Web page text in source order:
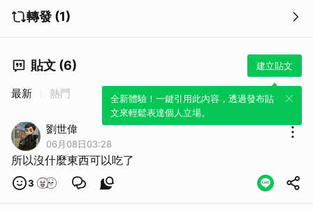
轉發 (1)
貼文 (6) 建立貼文
全新體驗！一鍵引用此內容，透過發布貼
文來輕鬆表達個人立場。
最新 熱門
劉世偉
06月08日03:28
所以沒什麼東西可以吃了
3